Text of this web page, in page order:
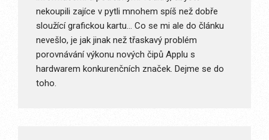
nekoupili zajíce v pytli mnohem spíš než dobře
sloužící grafickou kartu… Co se mi ale do článku
nevešlo, je jak jinak než třaskavý problém
porovnávání výkonu nových čipů Applu s
hardwarem konkurenčních značek. Dejme se do
toho.